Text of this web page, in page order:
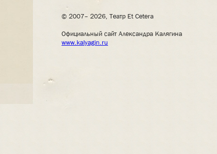
© 2007– 2026, Театр Et Cetera
Официальный сайт Александра Калягина
www.kalyagin.ru